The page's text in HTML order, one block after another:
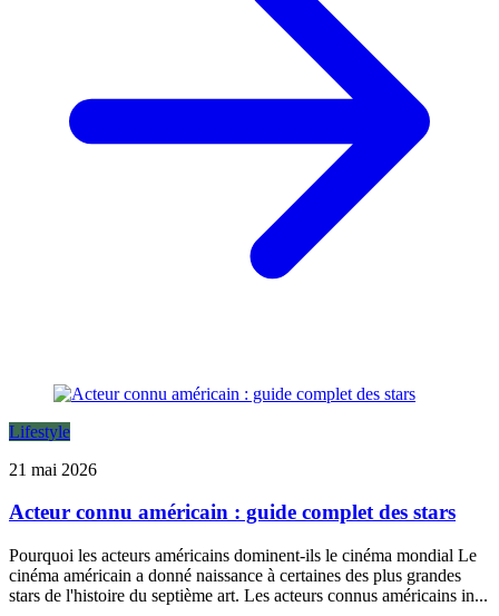
Lifestyle
21 mai 2026
Acteur connu américain : guide complet des stars
Pourquoi les acteurs américains dominent-ils le cinéma mondial Le
cinéma américain a donné naissance à certaines des plus grandes
stars de l'histoire du septième art. Les acteurs connus américains in...